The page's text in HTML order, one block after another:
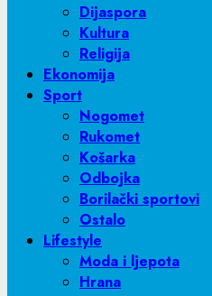
Dijaspora
Kultura
Religija
Ekonomija
Sport
Nogomet
Rukomet
Košarka
Odbojka
Borilački sportovi
Ostalo
Lifestyle
Moda i ljepota
Hrana